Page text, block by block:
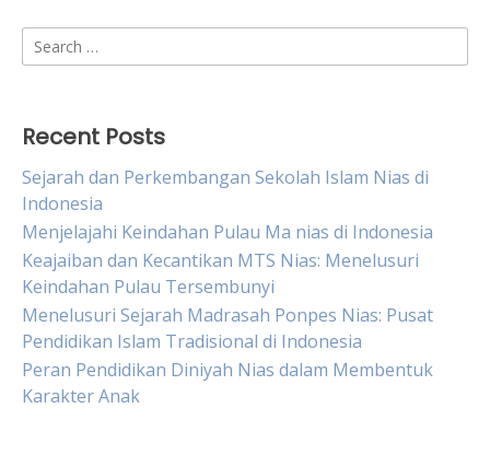
Search
for:
Recent Posts
Sejarah dan Perkembangan Sekolah Islam Nias di
Indonesia
Menjelajahi Keindahan Pulau Ma nias di Indonesia
Keajaiban dan Kecantikan MTS Nias: Menelusuri
Keindahan Pulau Tersembunyi
Menelusuri Sejarah Madrasah Ponpes Nias: Pusat
Pendidikan Islam Tradisional di Indonesia
Peran Pendidikan Diniyah Nias dalam Membentuk
Karakter Anak